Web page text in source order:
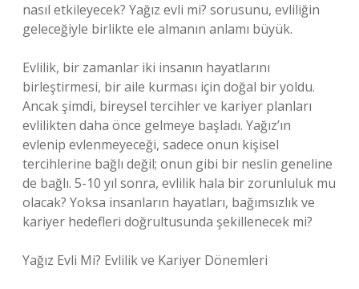
nasıl etkileyecek? Yağız evli mi? sorusunu, evliliğin
geleceğiyle birlikte ele almanın anlamı büyük.
Evlilik, bir zamanlar iki insanın hayatlarını
birleştirmesi, bir aile kurması için doğal bir yoldu.
Ancak şimdi, bireysel tercihler ve kariyer planları
evlilikten daha önce gelmeye başladı. Yağız’ın
evlenip evlenmeyeceği, sadece onun kişisel
tercihlerine bağlı değil; onun gibi bir neslin geneline
de bağlı. 5-10 yıl sonra, evlilik hala bir zorunluluk mu
olacak? Yoksa insanların hayatları, bağımsızlık ve
kariyer hedefleri doğrultusunda şekillenecek mi?
Yağız Evli Mi? Evlilik ve Kariyer Dönemleri